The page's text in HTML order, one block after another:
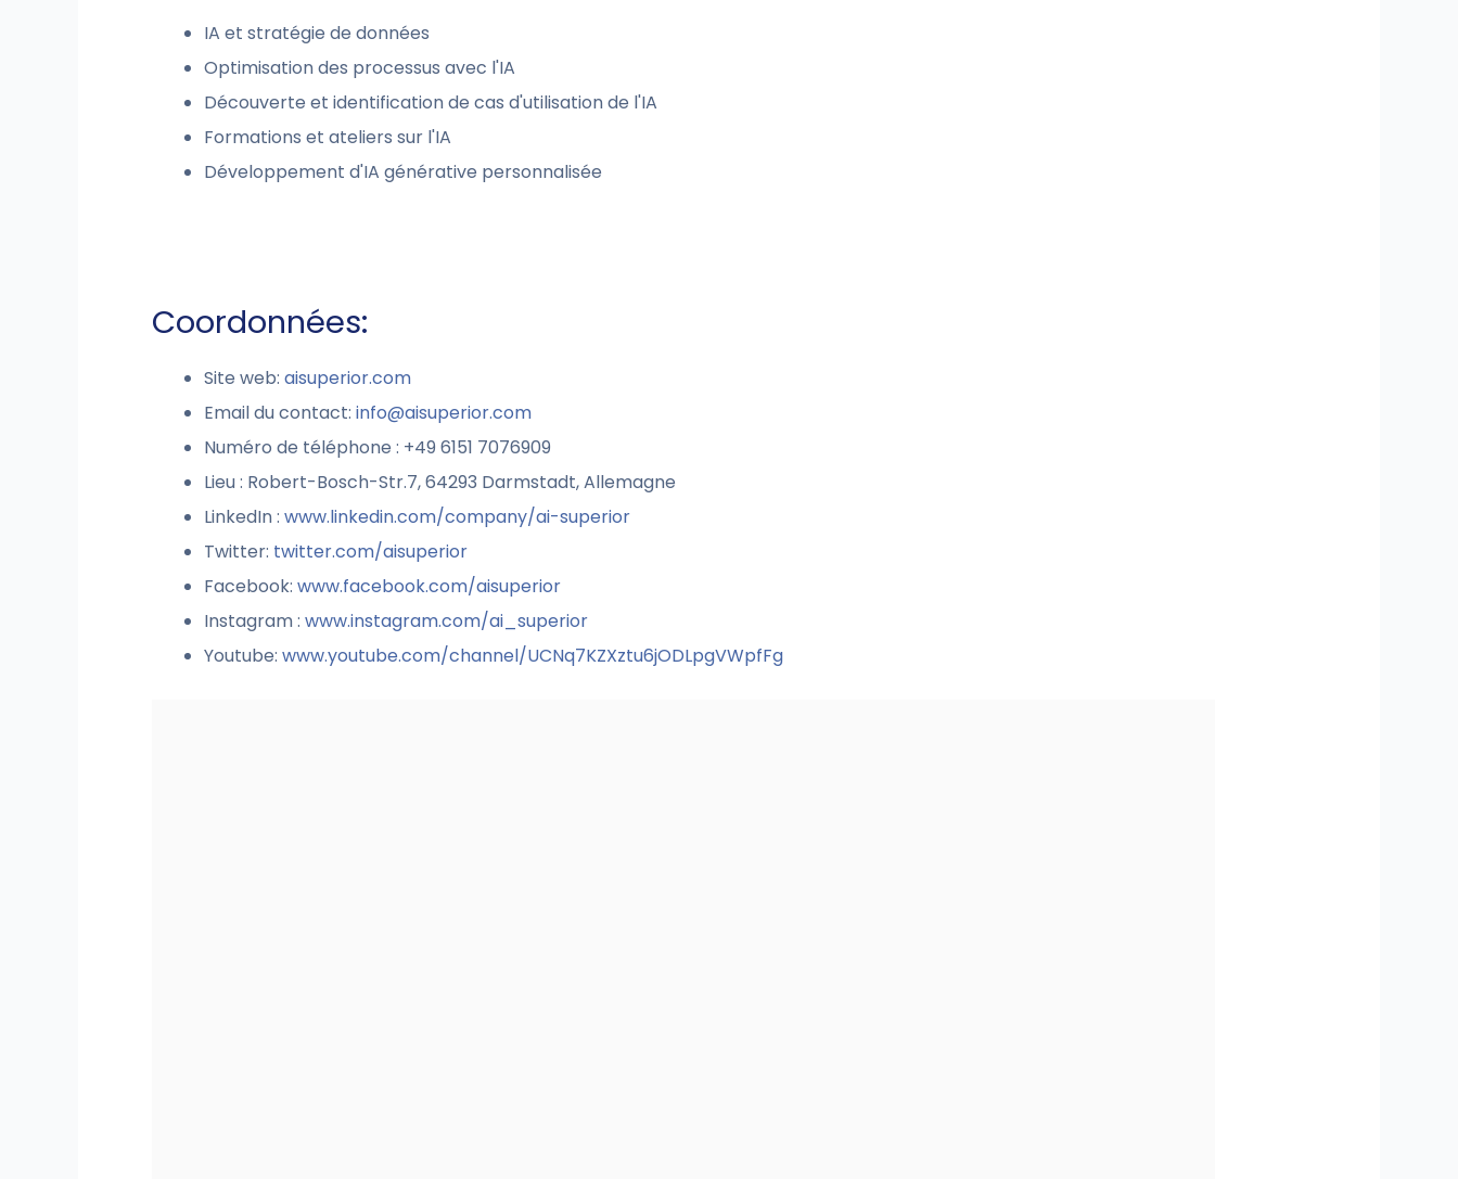
IA et stratégie de données
Optimisation des processus avec l'IA
Découverte et identification de cas d'utilisation de l'IA
Formations et ateliers sur l'IA
Développement d'IA générative personnalisée
Coordonnées:
Site web: aisuperior.com
Email du contact: info@aisuperior.com
Numéro de téléphone : +49 6151 7076909
Lieu : Robert-Bosch-Str.7, 64293 Darmstadt, Allemagne
LinkedIn : www.linkedin.com/company/ai-superior
Twitter: twitter.com/aisuperior
Facebook: www.facebook.com/aisuperior
Instagram : www.instagram.com/ai_superior
Youtube: www.youtube.com/channel/UCNq7KZXztu6jODLpgVWpfFg